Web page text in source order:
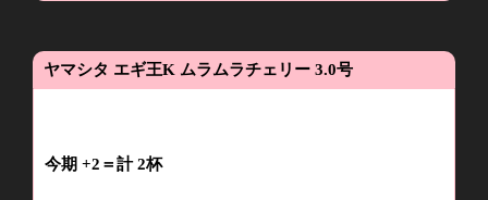
ヤマシタ エギ王K ムラムラチェリー 3.0号
今期 +2 ＝計2杯